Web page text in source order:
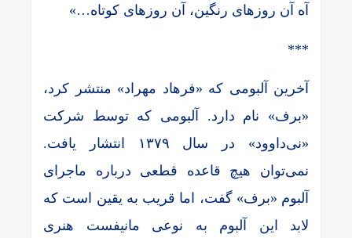
آه آن روزهای رنگین، آن روزهای کوتاه…»
***
آخرین آلبومی که «فرهاد مهراد» منتشر کرد،
«برف» نام دارد. آلبومی که توسط شرکت
«نی‌داوود» در سال ۱۳۷۹ انتشار یافت.
نمی‌توان هیچ قاعده قطعی درباره ماجرای
آلبوم «برف» گفت، اما قریب به یقین است که
لابد این آلبوم به نوعی مانیفست هنری